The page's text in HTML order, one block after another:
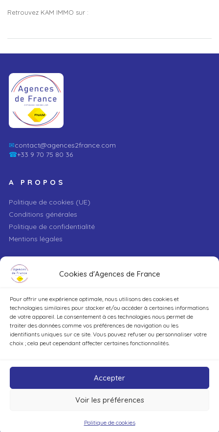
Cookies d'Agences de France
Pour offrir une expérience optimale, nous utilisons des cookies et
technologies similaires pour stocker et/ou accéder à certaines informations
de votre appareil. Le consentement à ces technologies nous permet de
traiter des données comme vos préférences de navigation ou les
identifiants uniques sur ce site. Vous pouvez refuser ou personnaliser votre
choix ; cela peut cependant affecter certaines fonctionnalités.
Accepter
Voir les préférences
Politique de cookies
Retrouvez KAM IMMO sur :
✉contact@agences2france.com
☎+33 9 70 75 80 36
A PROPOS
Politique de cookies (UE)
Conditions générales
Politique de confidentialité
Mentions légales
VILLE
TYPE DE BIEN
DÉCOUVRIR